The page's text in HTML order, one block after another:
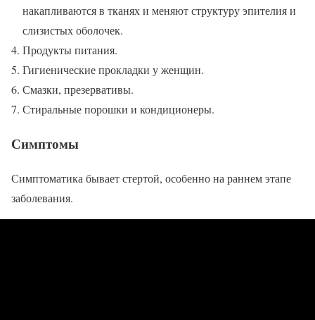
накапливаются в тканях и меняют структуру эпителия и
слизистых оболочек.
Продукты питания.
Гигиенические прокладки у женщин.
Смазки, презервативы.
Стиральные порошки и кондиционеры.
Симптомы
Симптоматика бывает стертой, особенно на раннем этапе
заболевания.